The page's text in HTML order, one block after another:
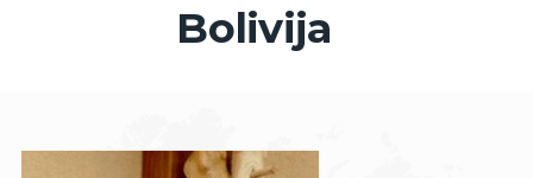
Bolivija